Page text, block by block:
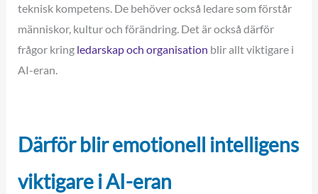
teknisk kompetens. De behöver också ledare som förstår
människor, kultur och förändring. Det är också därför
frågor kring ledarskap och organisation blir allt viktigare i
AI-eran.
Därför blir emotionell intelligens
viktigare i AI-eran